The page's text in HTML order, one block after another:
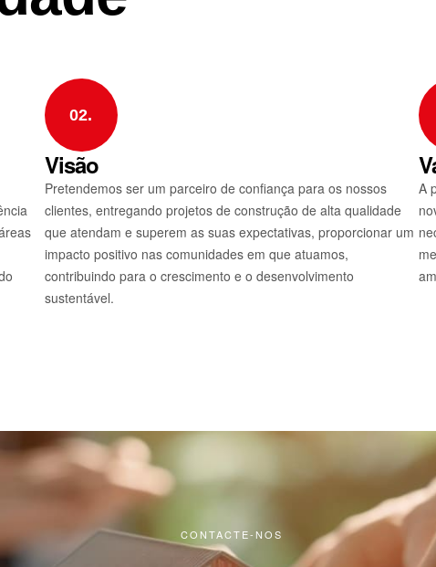
02.
Visão
Pretendemos ser um parceiro de confiança para os nossos
clientes, entregando projetos de construção de alta qualidade
que atendam e superem as suas expectativas, proporcionar um
impacto positivo nas comunidades em que atuamos,
contribuindo para o crescimento e o desenvolvimento
sustentável.
A
CONTACTE-NOS